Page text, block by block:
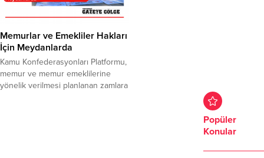
Memurlar ve Emekliler Hakları
İçin Meydanlarda
Kamu Konfederasyonları Platformu,
memur ve memur emeklilerine
yönelik verilmesi planlanan zamlara
Popüler
Konular